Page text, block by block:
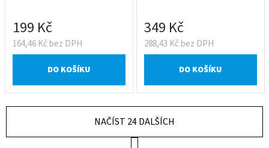
164,46 Kč bez DPH
199 Kč
DO KOŠÍKU
288,43 Kč bez DPH
349 Kč
DO KOŠÍKU
NAČÍST 24 DALŠÍCH
S